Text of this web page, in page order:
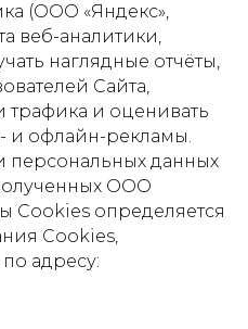
(ООО «Яндекс»,
веб-аналитики,
наглядные отчёты,
Сайта,
трафика и оценивать
и офлайн-рекламы.
персональных данных
ООО
Cookies определяется
Cookies,
адресу: